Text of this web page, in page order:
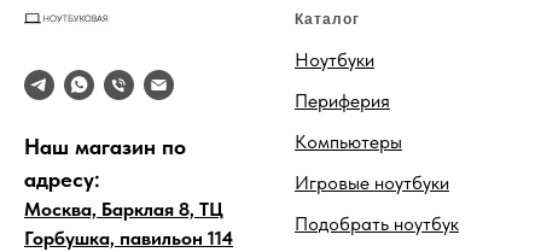
Наш магазин по
адресу:
Москва, Барклая 8, ТЦ
Горбушка, павильон 114
Каталог
Ноутбуки
Периферия
Компьютеры
Игровые ноутбуки
Подобрать ноутбук